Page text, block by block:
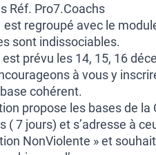
Réf. Pro7.Coachs
est regroupé avec le
sont indissociables.
prévu les 14, 15, 16
à vous y
cohérent.
propose les bases de
( 7 jours) et s’adresse à
NonViolente » et